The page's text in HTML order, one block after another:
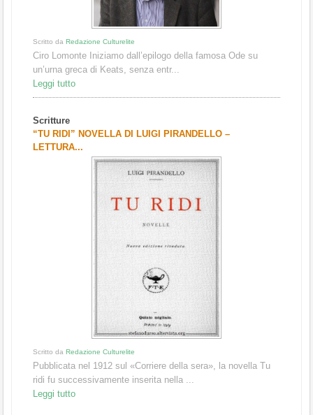
Scritto da Redazione Culturelite
Ciro Lomonte Iniziamo dall’epilogo della famosa Ode su
un’urna greca di Keats, senza entr...
Leggi tutto
Scritture
“TU RIDI” NOVELLA DI LUIGI PIRANDELLO –
LETTURA...
Scritto da Redazione Culturelite
Pubblicata nel 1912 sul «Corriere della sera», la novella Tu
ridi fu successivamente inserita nella ...
Leggi tutto